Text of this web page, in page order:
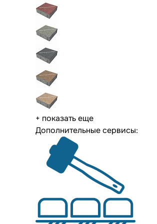
+ показать еще
Дополнительные сервисы: